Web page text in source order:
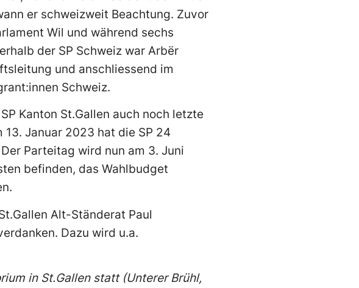
er schweizweit Beachtung. Zuvor
Wil und während sechs
der SP Schweiz war Arbër
und anschliessend im
Schweiz.
Kanton St.Gallen auch noch letzte
Januar 2023 hat die SP 24
Parteitag wird nun am 3. Juni
befinden, das Wahlbudget
Alt-Ständerat Paul
Dazu wird u.a.
in St.Gallen statt (Unterer Brühl,